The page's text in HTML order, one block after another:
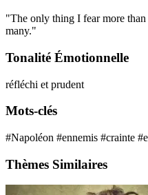
"The only thing I fear more
many."
Tonalité Émotionnelle
réfléchi et prudent
Mots-clés
#Napoléon #ennemis #crainte
Thèmes Similaires